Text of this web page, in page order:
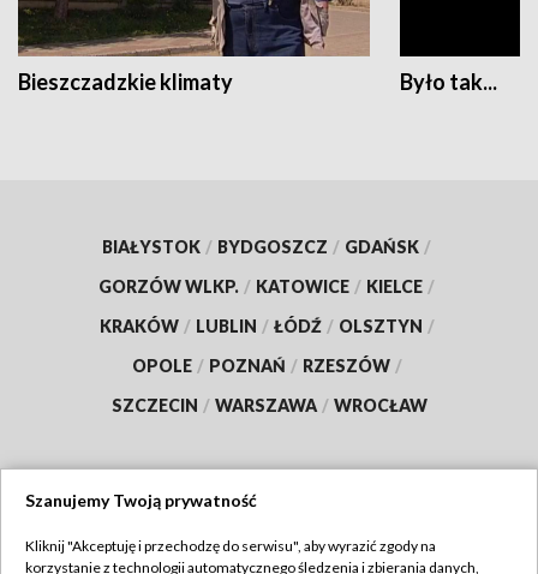
Bieszczadzkie klimaty Było tak...
BIAŁYSTOK / BYDGOSZCZ / GDAŃSK /
GORZÓW WLKP. / KATOWICE / KIELCE /
KRAKÓW / LUBLIN / ŁÓDŹ / OLSZTYN /
OPOLE / POZNAŃ / RZESZÓW /
SZCZECIN / WARSZAWA / WROCŁAW
Szanujemy Twoją prywatność
Kliknij "Akceptuję i przechodzę do serwisu", aby wyrazić zgody na
korzystanie z technologii automatycznego śledzenia i zbierania danych,